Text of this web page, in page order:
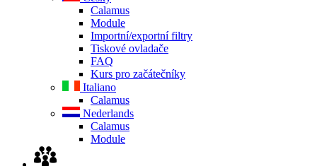
Calamus
Module
Importní/exportní filtry
Tiskové ovladače
FAQ
Kurs pro začátečníky
Italiano
Calamus
Nederlands
Calamus
Module